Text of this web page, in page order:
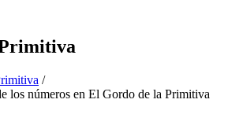
/
los números en El Gordo de la Primitiva